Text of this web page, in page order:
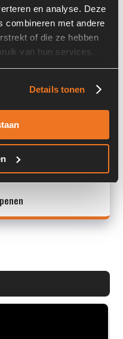
en analyse. Deze
combineren met andere
of die ze hebben
van hun services.
Details tonen
Nederland